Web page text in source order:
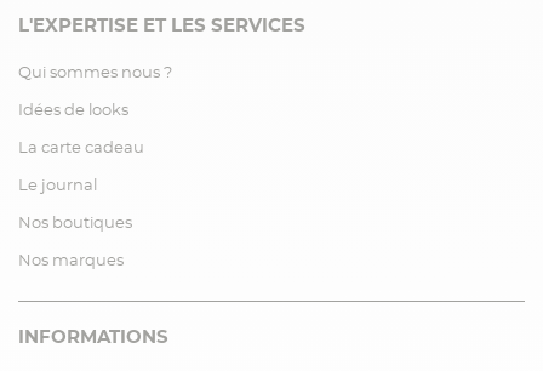
L'EXPERTISE ET LES SERVICES
Qui sommes nous ?
Idées de looks
La carte cadeau
Le journal
Nos boutiques
Nos marques
INFORMATIONS